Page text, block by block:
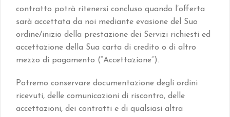
contratto potrà ritenersi concluso quando l’offerta
sarà accettata da noi mediante evasione del Suo
ordine/inizio della prestazione dei Servizi richiesti ed
accettazione della Sua carta di credito o di altro
mezzo di pagamento (“Accettazione”).
Potremo conservare documentazione degli ordini
ricevuti, delle comunicazioni di riscontro, delle
accettazioni, dei contratti e di qualsiasi altra